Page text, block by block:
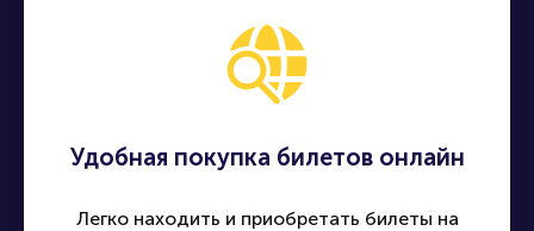
Удобная покупка билетов онлайн
Легко находить и приобретать билеты на